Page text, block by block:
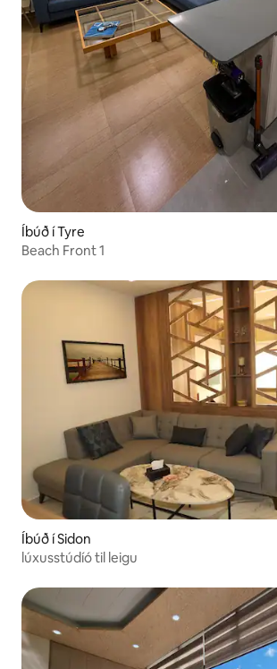
Íbúð í Tyre
Beach Front 1
Íbúð í Sidon
lúxusstúdíó til leigu